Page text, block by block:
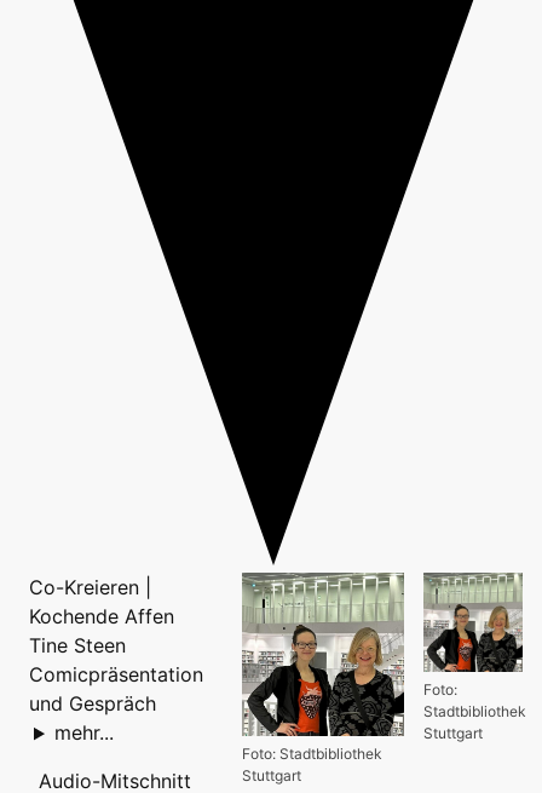
Foto:
Stadtbibliothek
Stuttgart
Foto: Stadtbibliothek
Stuttgart
Co-Kreieren |
Kochende Affen
Tine Steen
Comicpräsentation
und Gespräch
mehr...
Audio-Mitschnitt